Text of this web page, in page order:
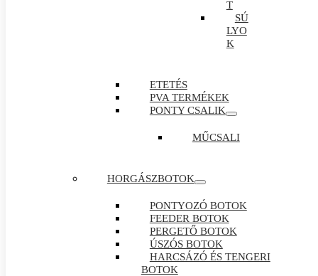
T
SÚ
LYO
K
ETETÉS
PVA TERMÉKEK
PONTY CSALIK
MŰCSALI
HORGÁSZBOTOK
PONTYOZÓ BOTOK
FEEDER BOTOK
PERGETŐ BOTOK
ÚSZÓS BOTOK
HARCSÁZÓ ÉS TENGERI
BOTOK